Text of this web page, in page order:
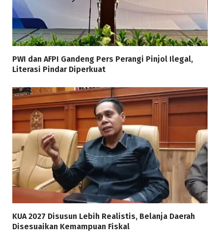
PWI dan AFPI Gandeng Pers Perangi Pinjol Ilegal,
Literasi Pindar Diperkuat
KUA 2027 Disusun Lebih Realistis, Belanja Daerah
Disesuaikan Kemampuan Fiskal